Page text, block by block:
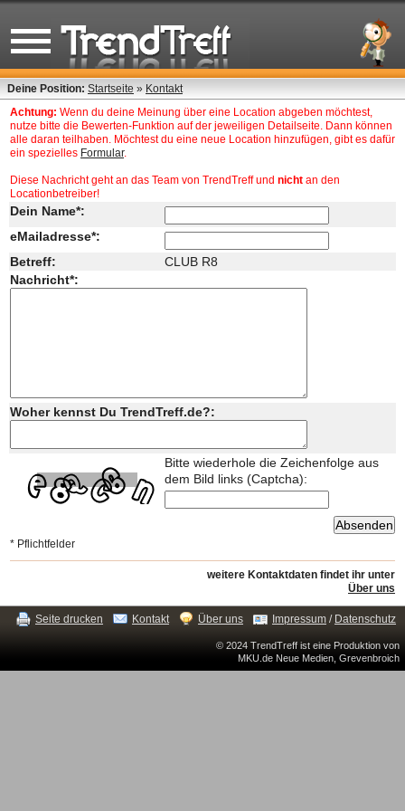
Deine Position: Startseite » Kontakt
Achtung: Wenn du deine Meinung über eine Location abgeben möchtest,
nutze bitte die Bewerten-Funktion auf der jeweiligen Detailseite. Dann können
alle daran teilhaben. Möchtest du eine neue Location hinzufügen, gibt es dafür
ein spezielles Formular.
Diese Nachricht geht an das Team von TrendTreff und nicht an den
Locationbetreiber!
Dein Name*:
eMailadresse*:
Betreff:
CLUB R8
Nachricht*:
Woher kennst Du TrendTreff.de?:
Bitte wiederhole die Zeichenfolge aus
dem Bild links (Captcha):
* Pflichtfelder
weitere Kontaktdaten findet ihr unter
Über uns
Seite drucken Kontakt Über uns Impressum / Datenschutz
© 2024 TrendTreff ist eine Produktion von
MKU.de Neue Medien, Grevenbroich